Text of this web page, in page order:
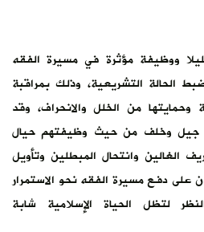
ووظيفة مؤثرة في مسيرة الفقه
الحالة التشريعية، وذلك بمراقبة
وحمايتها من الخلل والانحراف، وقد
جيل وخلف من حيث وظيفتهم حيال
الغالين وانتحال المبطلين وتأويل
على دفع مسيرة الفقه نحو الاستمرار
لتظل الحياة الإسلامية شابة